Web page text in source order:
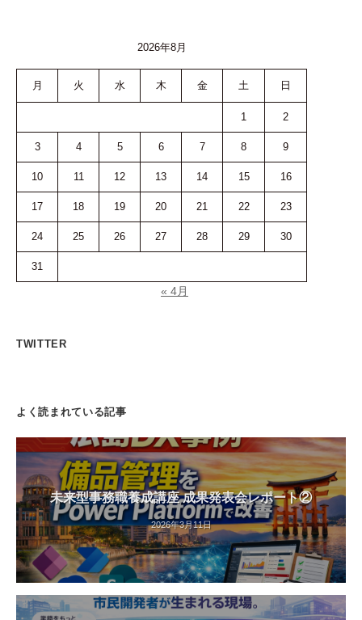
2026年8月
月 火 水 木 金 土 日
1 2
3 4 5 6 7 8 9
10 11 12 13 14 15 16
17 18 19 20 21 22 23
24 25 26 27 28 29 30
31
« 4月
TWITTER
よく読まれている記事
未来型事務職養成講座 成果発表会レポート②
2026年3月11日